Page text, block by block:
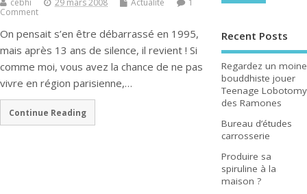
cebhi 29 mars 2008 Actualité
1
Comment
On pensait s’en être débarrassé en 1995,
mais après 13 ans de silence, il revient ! Si
comme moi, vous avez la chance de ne pas
vivre en région parisienne,…
Continue Reading
Recent Posts
Regardez un moine
bouddhiste jouer
Teenage Lobotomy
des Ramones
Bureau d’études
carrosserie
Produire sa
spiruline à la
maison ?